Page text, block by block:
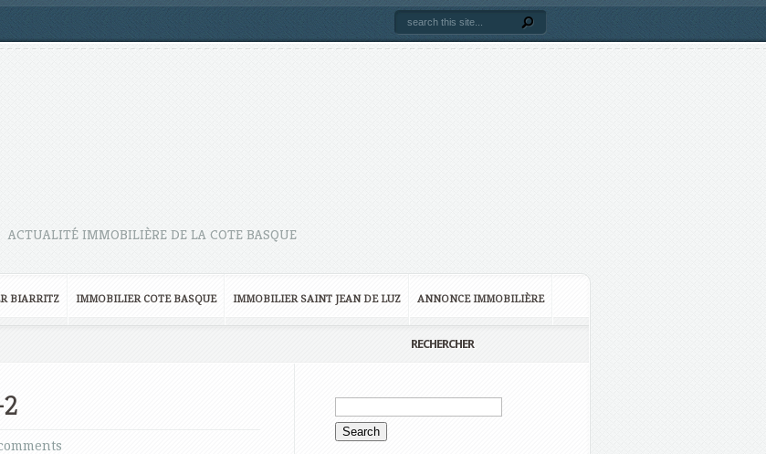
ACTUALITÉ IMMOBILIÈRE DE LA COTE BASQUE
BIARRITZ IMMOBILIER COTE BASQUE IMMOBILIER SAINT JEAN DE LUZ ANNONCE IMMOBILIÈRE
RECHERCHER